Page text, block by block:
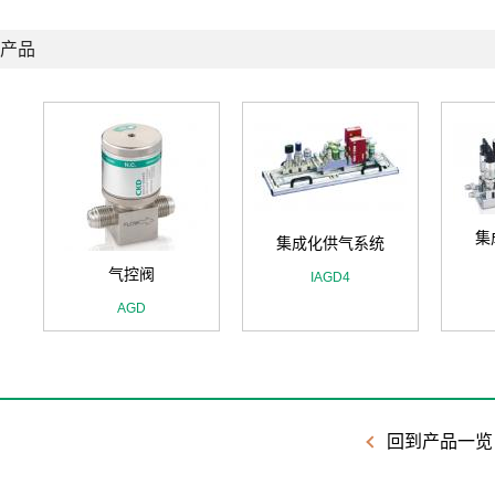
品
气控阀
AGD
集成化供气系统
IAGD4
集
回到产品一览